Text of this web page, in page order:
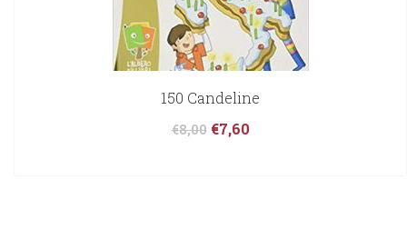
150 Candeline
€8,00 €7,60